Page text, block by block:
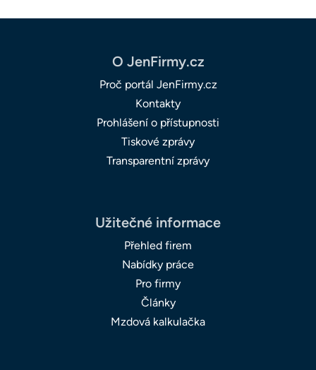
O JenFirmy.cz
Proč portál JenFirmy.cz
Kontakty
Prohlášení o přístupnosti
Tiskové zprávy
Transparentní zprávy
Užitečné informace
Přehled firem
Nabídky práce
Pro firmy
Články
Mzdová kalkulačka